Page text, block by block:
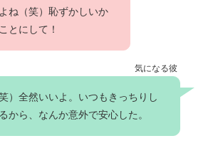
ね（笑）恥ずかしいか
とにして！
気になる彼
笑）全然いいよ。いつもきっちりし
から、なんか意外で安心した。